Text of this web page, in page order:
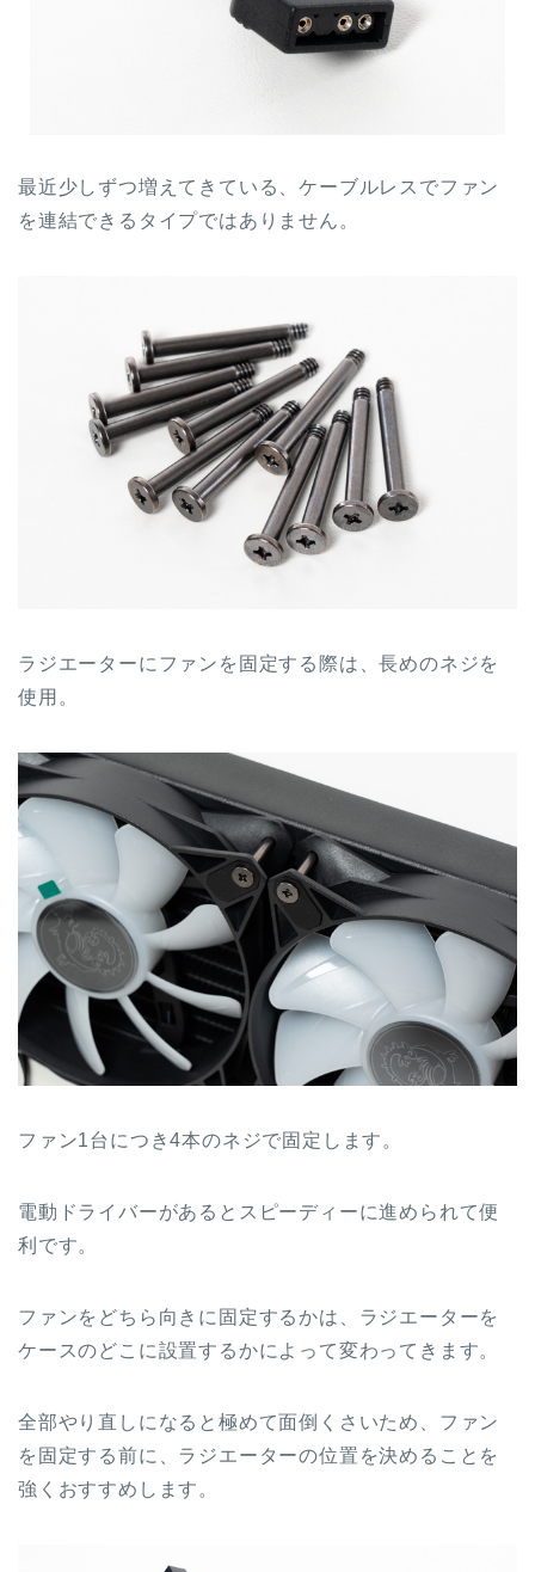
最近少しずつ増えてきている、ケーブルレスでファン
を連結できるタイプではありません。
ラジエーターにファンを固定する際は、長めのネジを
使用。
ファン1台につき4本のネジで固定します。
電動ドライバーがあるとスピーディーに進められて便
利です。
ファンをどちら向きに固定するかは、ラジエーターを
ケースのどこに設置するかによって変わってきます。
全部やり直しになると極めて面倒くさいため、ファン
を固定する前に、ラジエーターの位置を決めることを
強くおすすめします。